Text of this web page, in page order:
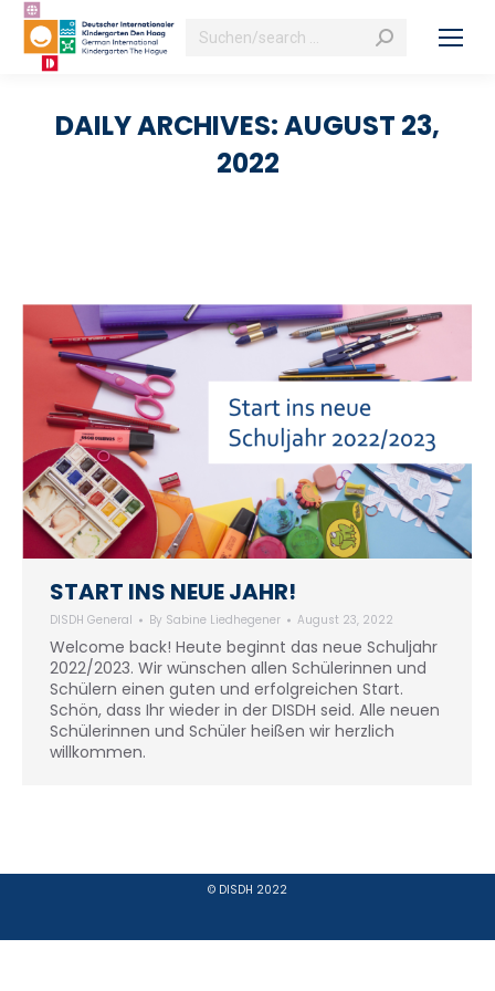
Search:
DAILY ARCHIVES:AUGUST 23,
2022
START INS NEUE JAHR!
DISDH General By Sabine Liedhegener August 23, 2022
Welcome back! Heute beginnt das neue Schuljahr
2022/2023. Wir wünschen allen Schülerinnen und
Schülern einen guten und erfolgreichen Start.
Schön, dass Ihr wieder in der DISDH seid. Alle neuen
Schülerinnen und Schüler heißen wir herzlich
willkommen.
© DISDH 2022